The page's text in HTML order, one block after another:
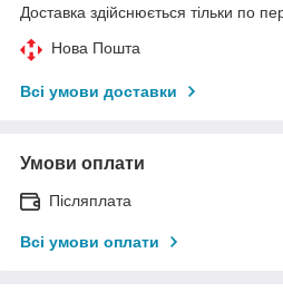
Доставка здійснюється тільки по
Нова Пошта
Всі умови доставки
Умови оплати
Післяплата
Всі умови оплати